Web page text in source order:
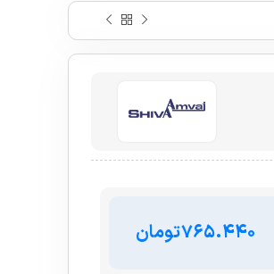
تومان